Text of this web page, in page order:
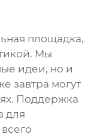
площадка,
Мы
идеи, но и
завтра могут
Поддержка
для